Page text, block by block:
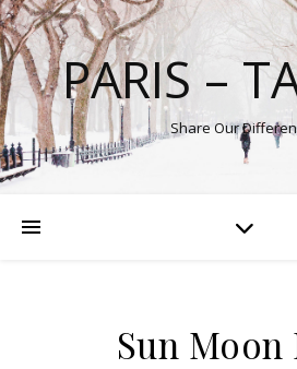
PARIS –
Share Our
Sun Moon